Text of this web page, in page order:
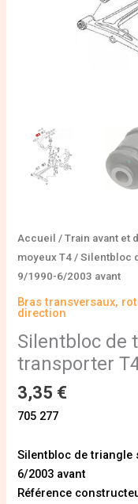
Accueil /Train avant et
moyeux T4 / Silentbloc
9/1990-6/2003 avant
Bras transversaux,
direction
Silentbloc de
transporter
3,35 €
705 277
Silentbloc de triangle
6/2003 avant
Référence